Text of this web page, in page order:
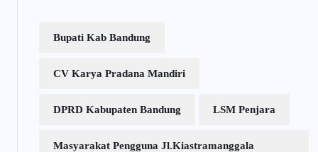
Bupati Kab Bandung
CV Karya Pradana Mandiri
DPRD Kabupaten Bandung LSM Penjara
Masyarakat Pengguna Jl.Kiastramanggala